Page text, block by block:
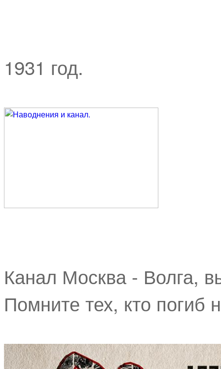
1931 год.
Канал Москва - Волга,
Помните тех, кто погиб